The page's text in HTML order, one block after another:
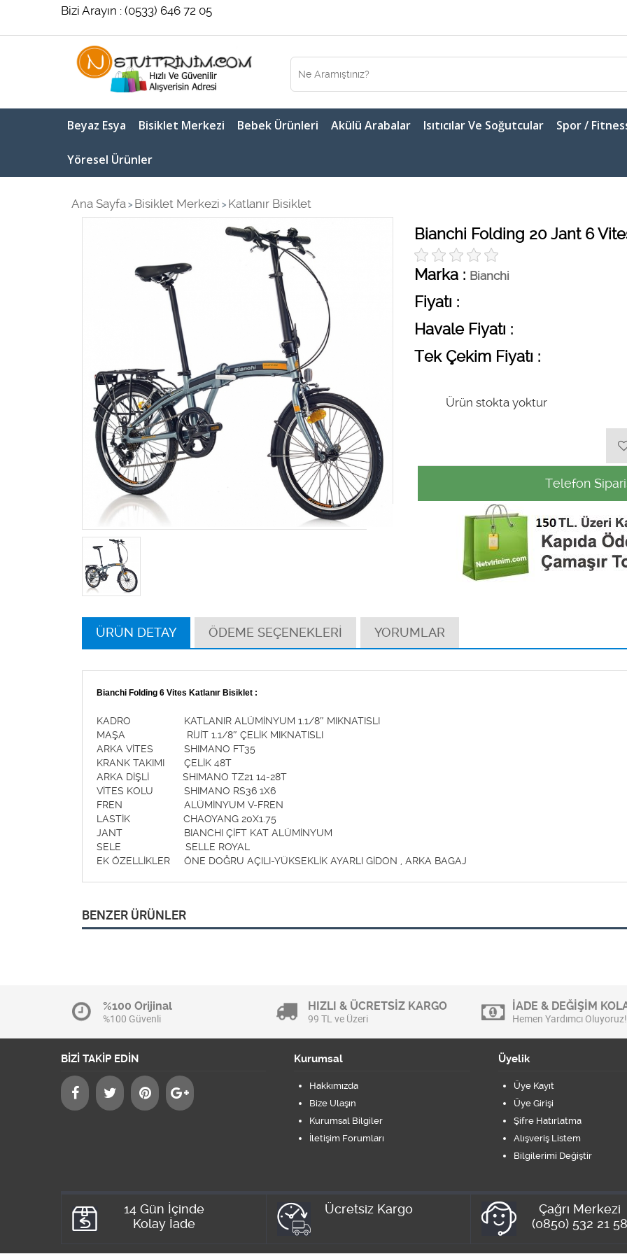
Bizi Arayın : (0533) 646 72 05
Beyaz Esya Bisiklet Merkezi Bebek Ürünleri Akülü Arabalar Isıtıcılar Ve Soğutcular Spor /
Yöresel Ürünler
Ana Sayfa > Bisiklet Merkezi > Katlanır Bisiklet
Bianchi Folding 20 Jant 6
Marka : Bianchi
Fiyatı :
Havale Fiyatı :
Tek Çekim Fiyatı :
Ürün stokta yoktur
Telefon
ÜRÜN DETAY ÖDEME SEÇENEKLERİ YORUMLAR
Bianchi Folding 6 Vites Katlanır Bisiklet :
KADRO KATLANIR ALÜMİNYUM 1.1/8″ MIKNATISLI
MAŞA RİJİT 1.1/8″ ÇELİK MIKNATISLI
ARKA VİTES SHIMANO FT35
KRANK TAKIMI ÇELİK 48T
ARKA DİŞLİ SHIMANO TZ21 14-28T
VİTES KOLU SHIMANO RS36 1X6
FREN ALÜMİNYUM V-FREN
LASTİK CHAOYANG 20X1.75
JANT BIANCHI ÇİFT KAT ALÜMİNYUM
SELE SELLE ROYAL
EK ÖZELLİKLER ÖNE DOĞRU AÇILI-YÜKSEKLİK AYARLI GİDON , ARKA BAGAJ
BENZER ÜRÜNLER
%100 Orijinal
%100 Güvenli
HIZLI & ÜCRETSİZ KARGO
99 TL ve Üzeri
İADE & DEĞİŞİM
Hemen Yardımcı Oluyoruz!
BİZİ TAKİP EDİN Kurumsal
Hakkımızda
Bize Ulaşın
Kurumsal Bilgiler
İletişim Forumları
Üyelik
Üye Kayıt
Üye Girişi
Şifre Hatırlatma
Alışveriş Listem
Bilgilerimi Değiştir
14 Gün İçinde
Kolay İade
Ücretsiz Kargo
Çağrı Merkezi
(0850) 532 21 58